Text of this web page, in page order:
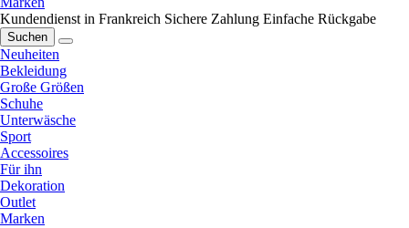
Kundendienst in Frankreich Sichere Zahlung Einfache Rückgabe
Suchen
Neuheiten
Bekleidung
Große Größen
Schuhe
Unterwäsche
Sport
Accessoires
Für ihn
Dekoration
Outlet
Marken